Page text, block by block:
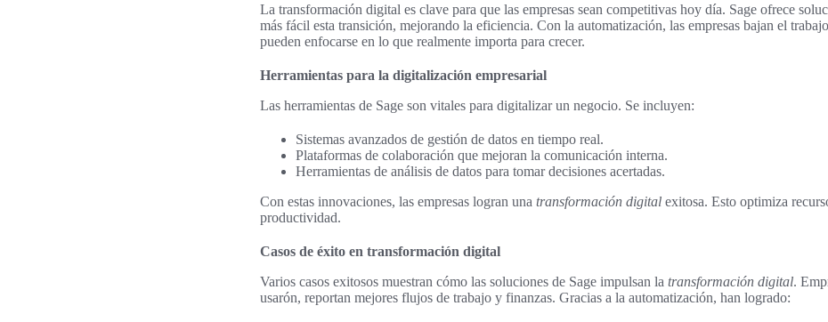
La transformación digital es clave para que las empresas sean competitivas hoy día. Sage ofrece
más fácil esta transición, mejorando la eficiencia. Con la automatización, las empresas bajan el
pueden enfocarse en lo que realmente importa para crecer.
Herramientas para la digitalización empresarial
Las herramientas de Sage son vitales para digitalizar un negocio. Se incluyen:
Sistemas avanzados de gestión de datos en tiempo real.
Plataformas de colaboración que mejoran la comunicación interna.
Herramientas de análisis de datos para tomar decisiones acertadas.
Con estas innovaciones, las empresas logran una transformación digital exitosa. Esto optimiza
productividad.
Casos de éxito en transformación digital
Varios casos exitosos muestran cómo las soluciones de Sage impulsan la transformación digital.
usarón, reportan mejores flujos de trabajo y finanzas. Gracias a la automatización, han logrado: